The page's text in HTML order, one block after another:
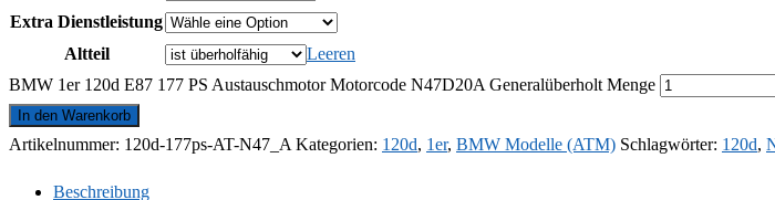
Extra Dienstleistung
Altteil
Leeren
BMW 1er 120d E87 177 PS Austauschmotor Motorcode N47D20A Generalüberholt Menge
In den Warenkorb
Artikelnummer: 120d-177ps-AT-N47_A Kategorien: 120d, 1er, BMW Modelle (ATM) Schlagwörter: 120d,
Beschreibung